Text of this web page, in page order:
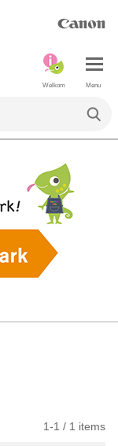
Menu
Welkom
1-1 / 1 items